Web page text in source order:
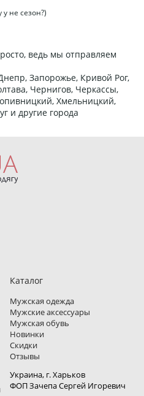
не сезон?)
ведь мы отправляем
Запорожье, Кривой Рог,
Чернигов, Черкассы,
Хмельницкий,
и другие города
Каталог
Мужская одежда
Мужские аксессуары
Мужская обувь
Новинки
Скидки
Отзывы
Украина, г. Харьков
ФОП Зачепа Сергей Игоревич